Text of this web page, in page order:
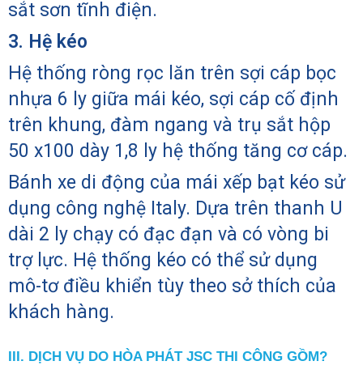
sắt sơn tĩnh điện.
3. Hệ kéo
Hệ thống ròng rọc lăn trên sợi cáp bọc
nhựa 6 ly giữa mái kéo, sợi cáp cố định
trên khung, đàm ngang và trụ sắt hộp
50 x100 dày 1,8 ly hệ thống tăng cơ cáp.
Bánh xe di động của mái xếp bạt kéo sử
dụng công nghệ Italy. Dựa trên thanh U
dài 2 ly chạy có đạc đạn và có vòng bi
trợ lực. Hệ thống kéo có thể sử dụng
mô-tơ điều khiển tùy theo sở thích của
khách hàng.
III. DỊCH VỤ DO HÒA PHÁT JSC THI CÔNG GỒM?